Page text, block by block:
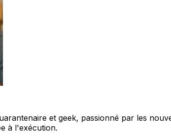
et geek, passionné par les
à l'exécution.